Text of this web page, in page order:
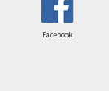
Facebook